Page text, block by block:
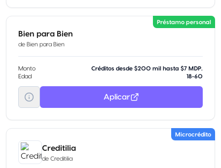
Préstamo personal
Bien para Bien
de Bien para Bien
Monto
Créditos desde $200 mil hasta $7 MDP.
Edad
18-60
Aplicar
Microcrédito
Creditilia
de Creditilia